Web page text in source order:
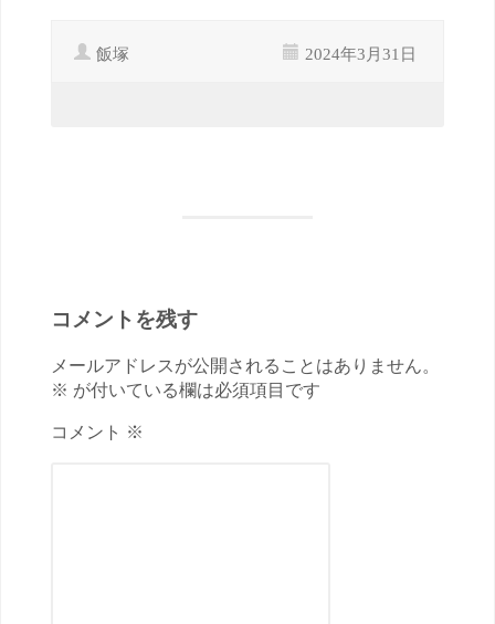
飯塚 2024年3月31日
コメントを残す
メールアドレスが公開されることはありません。
※ が付いている欄は必須項目です
コメント ※